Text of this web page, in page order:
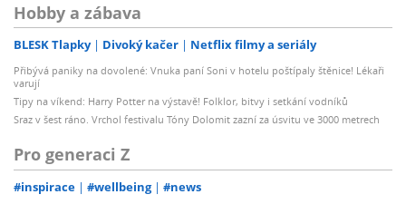
Hobby a zábava
BLESK Tlapky Divoký kačer Netflix filmy a seriály
Přibývá paniky na dovolené: Vnuka paní Soni v hotelu poštípaly štěnice! Lékaři
varují
Tipy na víkend: Harry Potter na výstavě! Folklor, bitvy i setkání vodníků
Sraz v šest ráno. Vrchol festivalu Tóny Dolomit zazní za úsvitu ve 3000 metrech
Pro generaci Z
#inspirace #wellbeing #news